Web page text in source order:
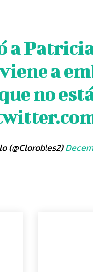
a
a
no
(@Clorobles2)